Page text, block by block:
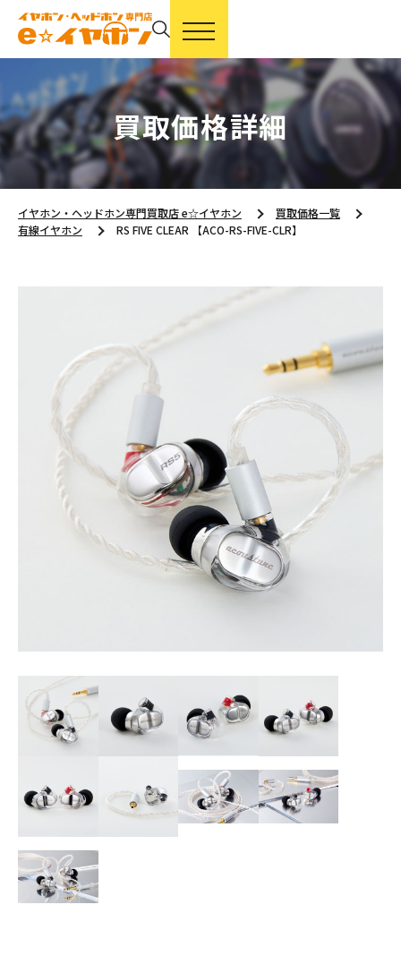
買取価格詳細
イヤホン・ヘッドホン専門買取店 e☆イヤホン
買取価格一覧
有線イヤホン
RS FIVE CLEAR 【ACO-RS-FIVE-CLR】